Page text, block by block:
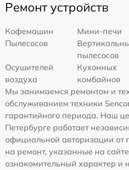
Ремонт устройств
Кофемашин
Мини-печи
Пылесосов
пылесосов
Осушителей
воздуха
Кухонных
комбайнов
Мы занимаемся ремонтом и
обслуживанием техники
гарантийного периода. Наш
Петербурге работает
официальной авторизации от
на ремонт, указанные на
ознакомительный характер и